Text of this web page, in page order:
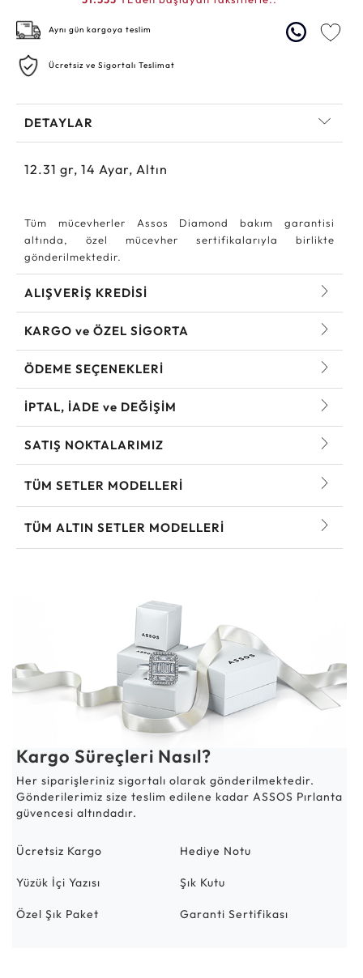
Aynı gün kargoya teslim
Ücretsiz ve Sigortalı Teslimat
DETAYLAR
12.31 gr, 14 Ayar, Altın
Tüm mücevherler Assos Diamond bakım garantisi
altında, özel mücevher sertifikalarıyla birlikte
gönderilmektedir.
ALIŞVERİŞ KREDİSİ
KARGO ve ÖZEL SİGORTA
ÖDEME SEÇENEKLERİ
İPTAL, İADE ve DEĞİŞİM
SATIŞ NOKTALARIMIZ
TÜM SETLER MODELLERI
TÜM ALTIN SETLER MODELLERI
Kargo Süreçleri Nasıl?
Her siparişleriniz sigortalı olarak gönderilmektedir.
Gönderilerimiz size teslim edilene kadar ASSOS Pırlanta
güvencesi altındadır.
Ücretsiz Kargo Hediye Notu
Yüzük İçi Yazısı Şık Kutu
Özel Şık Paket Garanti Sertifikası